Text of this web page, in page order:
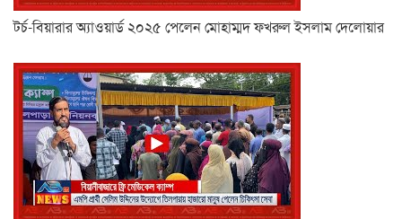
টর্চ-বিয়ারার অ্যাওয়ার্ড ২০২৫ পেলেন মোহাম্মদ ফখরুল ইসলাম দেলোয়ার